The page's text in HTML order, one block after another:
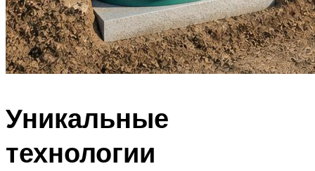
Уникальные
технологии